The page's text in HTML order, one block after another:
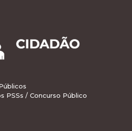
PSSs / Concurso Público